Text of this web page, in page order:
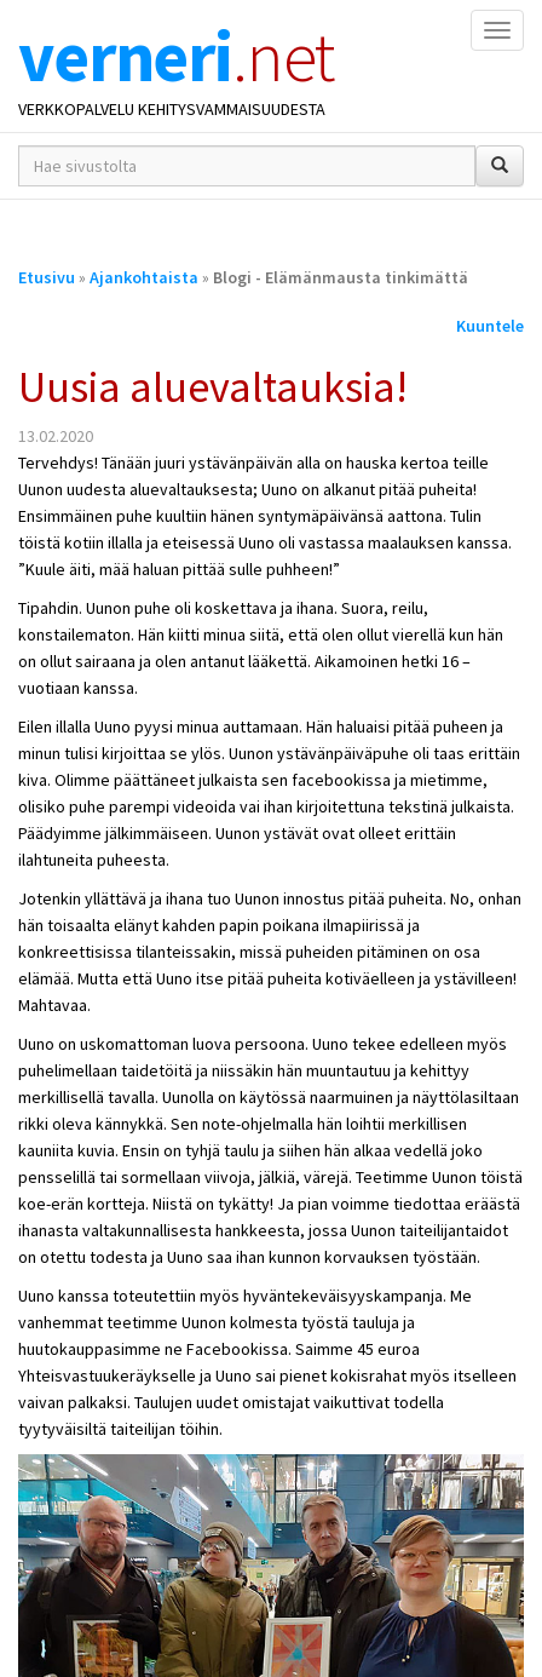
verneri.net
VERKKOPALVELU KEHITYSVAMMAISUUDESTA
hakusana(t)
*
Olet
Etusivu » Ajankohtaista » Blogi - Elämänmausta tinkimättä
Kuuntele
Uusia aluevaltauksia!
13.02.2020
Tervehdys! Tänään juuri ystävänpäivän alla on hauska kertoa teille
Uunon uudesta aluevaltauksesta; Uuno on alkanut pitää puheita!
Ensimmäinen puhe kuultiin hänen syntymäpäivänsä aattona. Tulin
töistä kotiin illalla ja eteisessä Uuno oli vastassa maalauksen kanssa.
”Kuule äiti, mää haluan pittää sulle puhheen!”
Tipahdin. Uunon puhe oli koskettava ja ihana. Suora, reilu,
konstailematon. Hän kiitti minua siitä, että olen ollut vierellä kun hän
on ollut sairaana ja olen antanut lääkettä. Aikamoinen hetki 16 –
vuotiaan kanssa.
Eilen illalla Uuno pyysi minua auttamaan. Hän haluaisi pitää puheen ja
minun tulisi kirjoittaa se ylös. Uunon ystävänpäiväpuhe oli taas erittäin
kiva. Olimme päättäneet julkaista sen facebookissa ja mietimme,
olisiko puhe parempi videoida vai ihan kirjoitettuna tekstinä julkaista.
Päädyimme jälkimmäiseen. Uunon ystävät ovat olleet erittäin
ilahtuneita puheesta.
Jotenkin yllättävä ja ihana tuo Uunon innostus pitää puheita. No, onhan
hän toisaalta elänyt kahden papin poikana ilmapiirissä ja
konkreettisissa tilanteissakin, missä puheiden pitäminen on osa
elämää. Mutta että Uuno itse pitää puheita kotiväelleen ja ystävilleen!
Mahtavaa.
Uuno on uskomattoman luova persoona. Uuno tekee edelleen myös
puhelimellaan taidetöitä ja niissäkin hän muuntautuu ja kehittyy
merkillisellä tavalla. Uunolla on käytössä naarmuinen ja näyttölasiltaan
rikki oleva kännykkä. Sen note-ohjelmalla hän loihtii merkillisen
kauniita kuvia. Ensin on tyhjä taulu ja siihen hän alkaa vedellä joko
pensselillä tai sormellaan viivoja, jälkiä, värejä. Teetimme Uunon töistä
koe-erän kortteja. Niistä on tykätty! Ja pian voimme tiedottaa eräästä
ihanasta valtakunnallisesta hankkeesta, jossa Uunon taiteilijantaidot
on otettu todesta ja Uuno saa ihan kunnon korvauksen työstään.
Uuno kanssa toteutettiin myös hyväntekeväisyyskampanja. Me
vanhemmat teetimme Uunon kolmesta työstä tauluja ja
huutokauppasimme ne Facebookissa. Saimme 45 euroa
Yhteisvastuukeräykselle ja Uuno sai pienet kokisrahat myös itselleen
vaivan palkaksi. Taulujen uudet omistajat vaikuttivat todella
tyytyväisiltä taiteilijan töihin.